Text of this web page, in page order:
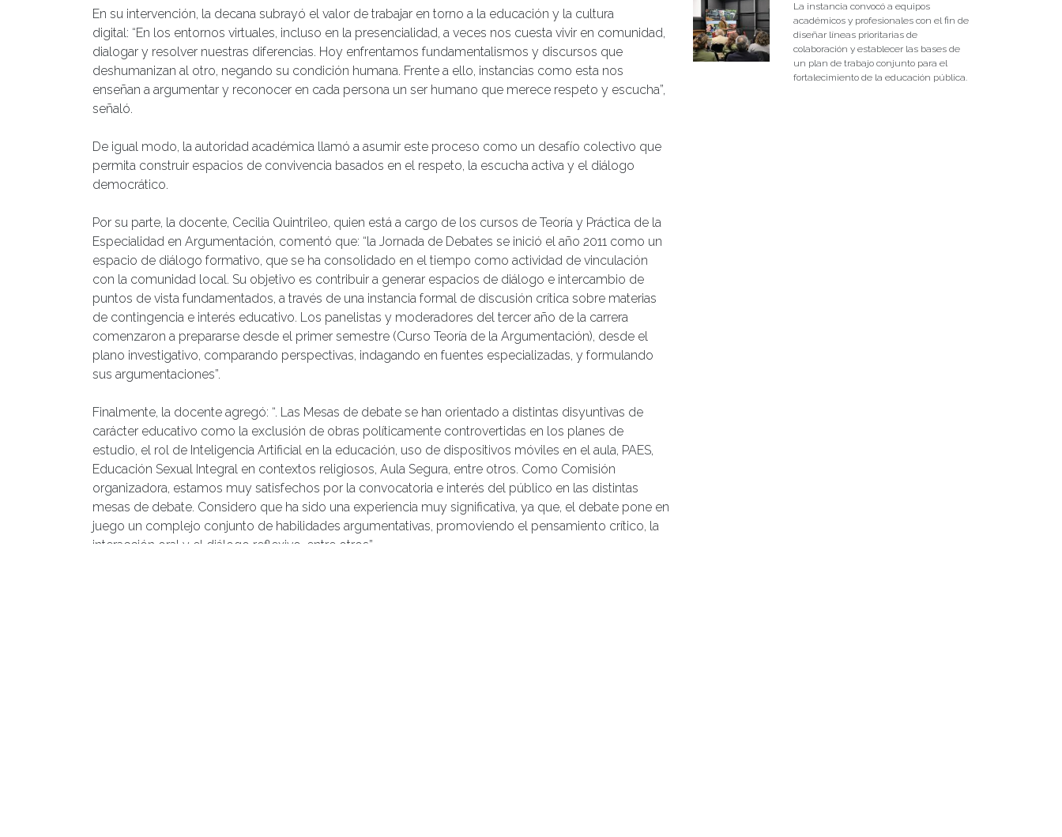
En su intervención, la decana subrayó el valor de trabajar en torno a la educación y la cultura
digital: “En los entornos virtuales, incluso en la presencialidad, a veces nos cuesta vivir en comunidad,
dialogar y resolver nuestras diferencias. Hoy enfrentamos fundamentalismos y discursos que
deshumanizan al otro, negando su condición humana. Frente a ello, instancias como esta nos
enseñan a argumentar y reconocer en cada persona un ser humano que merece respeto y escucha”,
señaló.
De igual modo, la autoridad académica llamó a asumir este proceso como un desafío colectivo que
permita construir espacios de convivencia basados en el respeto, la escucha activa y el diálogo
democrático.
Por su parte, la docente, Cecilia Quintrileo, quien está a cargo de los cursos de Teoría y Práctica de la
Especialidad en Argumentación, comentó que: “la Jornada de Debates se inició el año 2011 como un
espacio de diálogo formativo, que se ha consolidado en el tiempo como actividad de vinculación
con la comunidad local. Su objetivo es contribuir a generar espacios de diálogo e intercambio de
puntos de vista fundamentados, a través de una instancia formal de discusión crítica sobre materias
de contingencia e interés educativo. Los panelistas y moderadores del tercer año de la carrera
comenzaron a prepararse desde el primer semestre (Curso Teoría de la Argumentación), desde el
plano investigativo, comparando perspectivas, indagando en fuentes especializadas, y formulando
sus argumentaciones”.
Finalmente, la docente agregó: “. Las Mesas de debate se han orientado a distintas disyuntivas de
carácter educativo como la exclusión de obras políticamente controvertidas en los planes de
estudio, el rol de Inteligencia Artificial en la educación, uso de dispositivos móviles en el aula, PAES,
Educación Sexual Integral en contextos religiosos, Aula Segura, entre otros. Como Comisión
organizadora, estamos muy satisfechos por la convocatoria e interés del público en las distintas
mesas de debate. Considero que ha sido una experiencia muy significativa, ya que, el debate pone en
juego un complejo conjunto de habilidades argumentativas, promoviendo el pensamiento crítico, la
interacción oral y el diálogo reflexivo, entre otros”.
La instancia convocó a equipos
académicos y profesionales con el fin de
diseñar líneas prioritarias de
colaboración y establecer las bases de
un plan de trabajo conjunto para el
fortalecimiento de la educación pública.